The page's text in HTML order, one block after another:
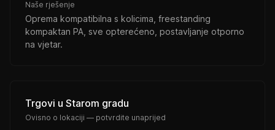
Naše rješenje
Oprema kompatibilna s kolicima, freestanding
kompaktan PA, sve opterećeno, postavljanje otporno
na vjetar.
Trgovi u Starom gradu
Ovisno o lokaciji — potvrdite unaprijed